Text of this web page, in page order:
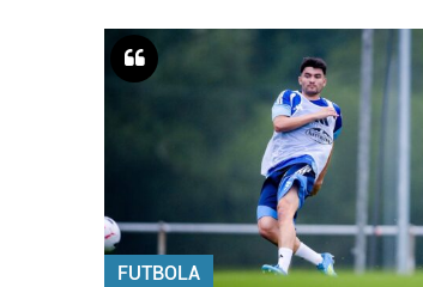
FUTBOLA